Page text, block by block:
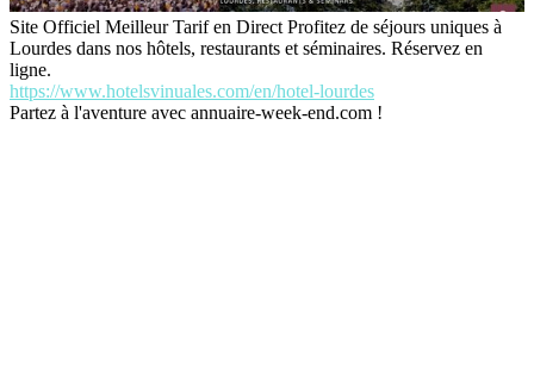
Site Officiel Meilleur Tarif en Direct Profitez de séjours uniques à
Lourdes dans nos hôtels, restaurants et séminaires. Réservez en
ligne.
https://www.hotelsvinuales.com/en/hotel-lourdes
Partez à l'aventure avec annuaire-week-end.com !